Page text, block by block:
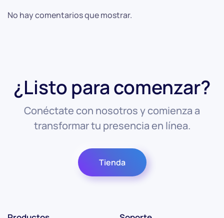
No hay comentarios que mostrar.
¿Listo para comenzar?
Conéctate con nosotros y comienza a
transformar tu presencia en línea.
Tienda